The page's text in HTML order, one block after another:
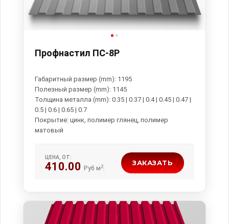
Профнастил ПС-8Р
Габаритный размер (mm): 1195
Полезный размер (mm): 1145
Толщина металла (mm): 0.35 | 0.37 | 0.4 | 0.45 | 0.47 |
0.5 | 0.6 | 0.65 | 0.7
Покрытие: цинк, полимер глянец, полимер
ЦЕНА, ОТ:
410.00 Руб м 2.
ЗАКАЗАТЬ